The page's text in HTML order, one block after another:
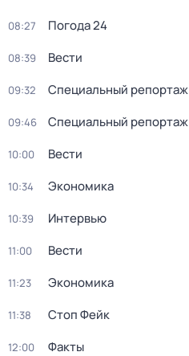
08:27 Погода 24
08:39 Вести
09:32 Специальный репортаж
09:46 Специальный репортаж
10:00 Вести
10:34 Экономика
10:39 Интервью
11:00 Вести
11:23 Экономика
11:38 Стоп Фейк
12:00 Факты